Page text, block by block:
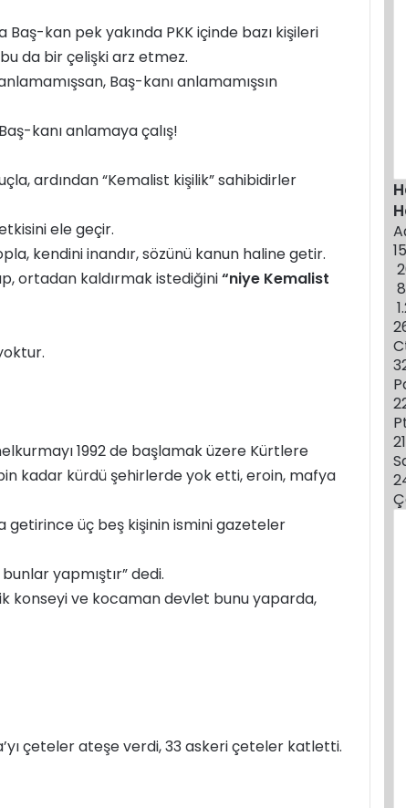
m
e
k
kan pek yakında PKK içinde bazı kişileri
da bir çelişki arz etmez.
Baş-kanı anlamamışsın
kanı anlamaya çalış!
ardından “Kemalist kişilik” sahibidirler
ele geçir.
kendini inandır, sözünü kanun haline getir.
ortadan kaldırmak istediğini“niye Kemalist
1992 de başlamak üzere Kürtlere
kadar kürdü şehirlerde yok etti, eroin, mafya
getirince üç beş kişinin ismini gazeteler
yapmıştır” dedi.
konseyi ve kocaman devlet bunu yaparda,
çeteler ateşe verdi, 33 askeri çeteler katletti.
15
21